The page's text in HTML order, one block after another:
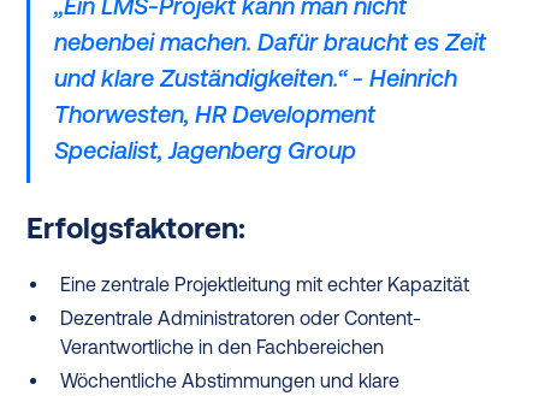
nebenbei machen. Dafür braucht es Zeit
und klare Zuständigkeiten.“ - Heinrich
Thorwesten, HR Development
Specialist, Jagenberg Group
Erfolgsfaktoren:
Eine zentrale Projektleitung mit echter Kapazität
Dezentrale Administratoren oder Content-
Verantwortliche in den Fachbereichen
Wöchentliche Abstimmungen und klare